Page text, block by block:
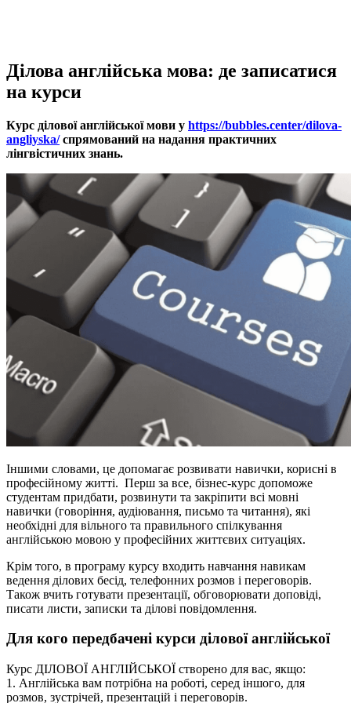
Ділова англійська мова: де записатися
на курси
Курс ділової англійської мови у https://bubbles.center/dilova-
angliyska/ спрямований на надання практичних
лінгвістичних знань.
Іншими словами, це допомагає розвивати навички, корисні в
професійному житті. Перш за все, бізнес-курс допоможе
студентам придбати, розвинути та закріпити всі мовні
навички (говоріння, аудіювання, письмо та читання), які
необхідні для вільного та правильного спілкування
англійською мовою у професійних життєвих ситуаціях.
Крім того, в програму курсу входить навчання навикам
ведення ділових бесід, телефонних розмов і переговорів.
Також вчить готувати презентації, обговорювати доповіді,
писати листи, записки та ділові повідомлення.
Для кого передбачені курси ділової англійської
Курс ДІЛОВОЇ АНГЛІЙСЬКОЇ створено для вас, якщо:
​1. Англійська вам потрібна на роботі, серед іншого, для
розмов, зустрічей, презентацій і переговорів.